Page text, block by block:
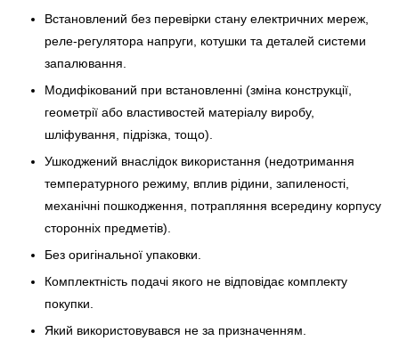
Встановлений без перевірки стану електричних мереж,
реле-регулято­ра напруги, котушки та деталей системи
запалювання.
Модифікований при встановленні (зміна конструкції,
геометрії або властивостей матеріалу виробу,
шліфування, підрізка, тощо).
Ушкоджений внаслідок використання (недотримання
температурного режиму, вплив рідини, запиленості,
механічні пошкодження, потрапляння всередину корпусу
сторонніх предметів).
Без оригінальної упаковки.
Комплектність подачі якого не відповідає комплекту
покупки.
Який використовувався не за призначенням.